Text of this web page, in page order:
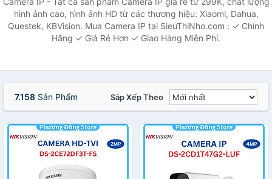
hình ảnh cao, hình ảnh HD từ các thương hiệu: Xiaomi, Dahua,
Questek, KBVision. Mua Camera IP tại SieuThiNho.com : ✓ Chính
Hãng ✓ Giá Rẻ Hơn ✓ Giao Hàng Miễn Phí.
7.158 Sản Phẩm Sắp Xếp Theo